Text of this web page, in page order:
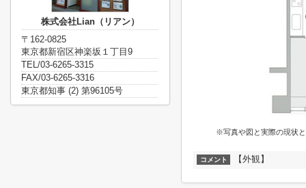
※写真や図と実際の現状
コメント 【外観】
株式会社Lian（リアン）
〒162-0825
東京都新宿区神楽坂１丁目9
TEL/03-6265-3315
FAX/03-6265-3316
東京都知事 (2) 第96105号